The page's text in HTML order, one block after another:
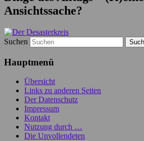
Ansichtssache?
Suchen
Hauptmenü
Übersicht
Links zu anderen Seiten
Der Datenschutz
Impressum
Kontakt
Nutzung durch …
Die Unvollendeten